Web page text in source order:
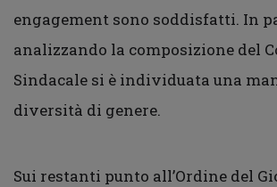
engagement sono soddisfatti. In
analizzando la composizione del
Sindacale si è individuata una
diversità di genere.
Sui restanti punto all’Ordine del